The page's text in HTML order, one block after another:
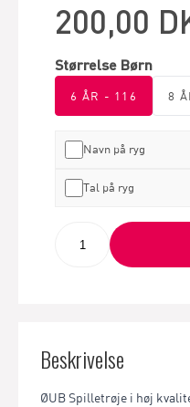
200,00
Størrelse Børn
6 ÅR - 116 8
Navn på ryg
Tal på ryg
Beskrivelse
ØUB Spilletrøje i høj